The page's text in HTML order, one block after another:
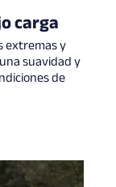
carga
extremas y
suavidad y
de